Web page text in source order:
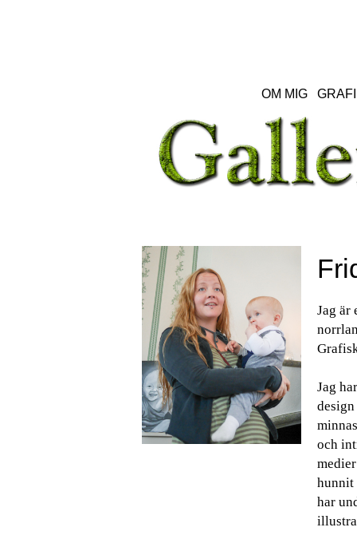
OM MIG
Jag är
Jag
design
och
hunnit
har